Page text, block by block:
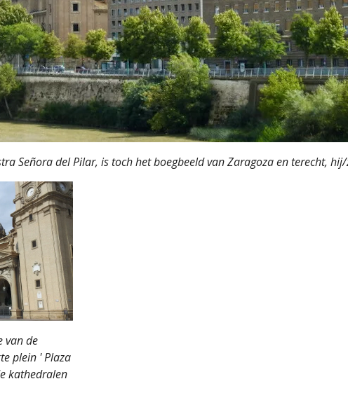
Señora del Pilar, is toch het boegbeeld van Zaragoza en terecht,
van de
plein ' Plaza
kathedralen